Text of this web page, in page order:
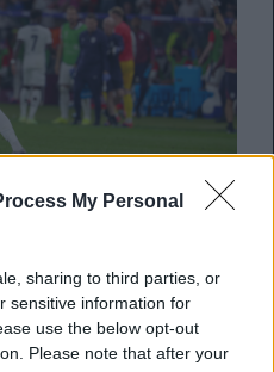
My Personal
sharing to third parties, or
sensitive information for
use the below opt-out
Please note that after your
sono stati richiamati a
e Stones. Altri invece
Harry Maguire, che si è
La “rosa” degli assenti nelle